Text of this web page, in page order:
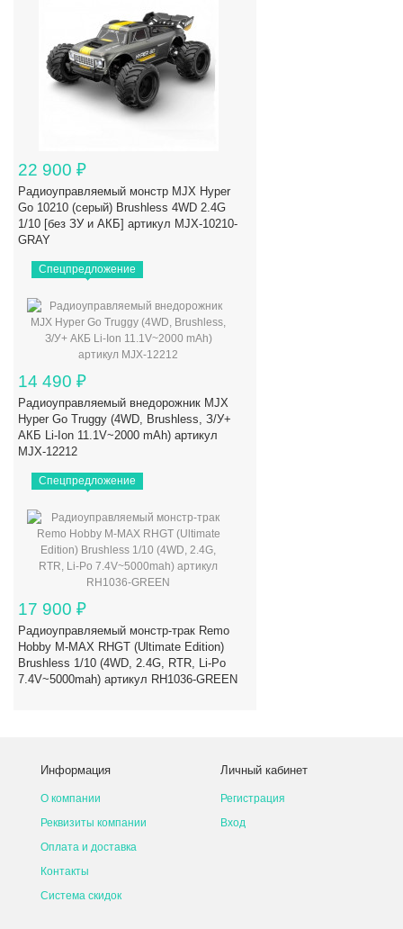
22 900 ₽
Радиоуправляемый монстр MJX Hyper
Go 10210 (серый) Brushless 4WD 2.4G
1/10 [без ЗУ и АКБ] артикул MJX-10210-
GRAY
Спецпредложение
14 490 ₽
Радиоуправляемый внедорожник MJX
Hyper Go Truggy (4WD, Brushless, З/У+
АКБ Li-Ion 11.1V~2000 mAh) артикул
MJX-12212
Спецпредложение
17 900 ₽
Радиоуправляемый монстр-трак Remo
Hobby M-MAX RHGT (Ultimate Edition)
Brushless 1/10 (4WD, 2.4G, RTR, Li-Po
7.4V~5000mah) артикул RH1036-GREEN
Информация
О компании
Реквизиты компании
Оплата и доставка
Контакты
Система скидок
Личный кабинет
Регистрация
Вход